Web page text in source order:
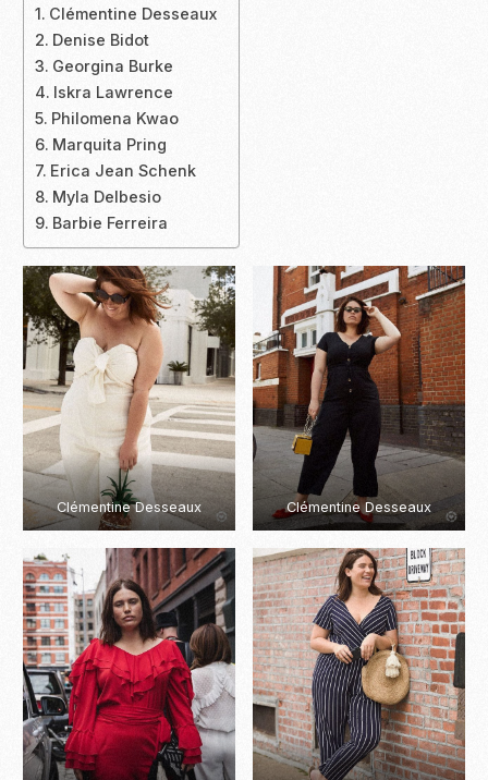
Clémentine Desseaux
Denise Bidot
Georgina Burke
Iskra Lawrence
Philomena Kwao
Marquita Pring
Erica Jean Schenk
Myla Delbesio
Barbie Ferreira
Clémentine Desseaux Clémentine Desseaux